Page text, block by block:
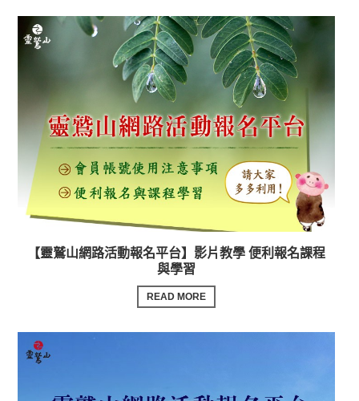
【靈鷲山網路活動報名平台】影片教學 便利報名課程
與學習
READ MORE